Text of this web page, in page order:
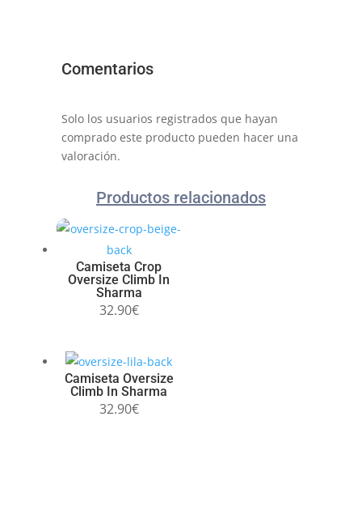
Comentarios
Solo los usuarios registrados que hayan
comprado este producto pueden hacer una
valoración.
Productos relacionados
Camiseta Crop
Oversize Climb In
Sharma
32.90€
Camiseta Oversize
Climb In Sharma
32.90€